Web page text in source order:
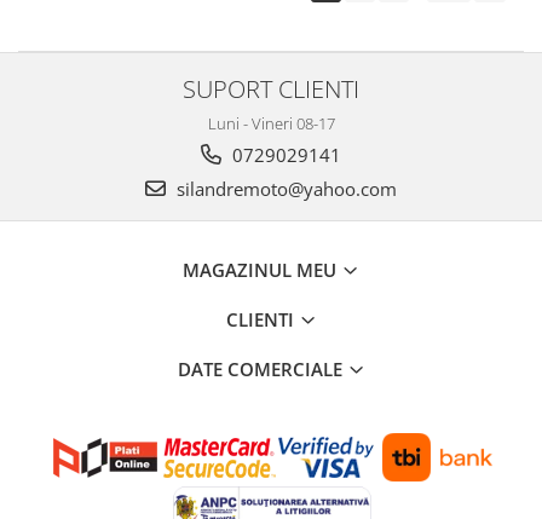
SUPORT CLIENTI
Luni - Vineri 08-17
0729029141
silandremoto@yahoo.com
MAGAZINUL MEU
CLIENTI
DATE COMERCIALE